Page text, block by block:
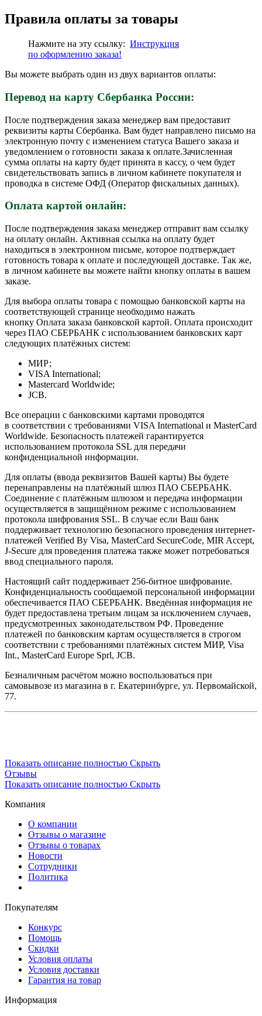
Правила оплаты за товары
Нажмите на эту ссылку: Инструкция
по оформлению заказа!
Вы можете выбрать один из двух вариантов оплаты:
Перевод на карту Сбербанка России:
После подтверждения заказа менеджер вам предоставит
реквизиты карты Сбербанка. Вам будет направлено письмо на
электронную почту с изменением статуса Вашего заказа и
уведомлением о готовности заказа к оплате.Зачисленная
сумма оплаты на карту будет принята в кассу, о чем будет
свидетельствовать запись в личном кабинете покупателя и
проводка в системе ОФД (Оператор фискальных данных).
Оплата картой онлайн:
После подтверждения заказа менеджер отправит вам ссылку
на оплату онлайн. Активная ссылка на оплату будет
находиться в электронном письме, которое подтверждает
готовность товара к оплате и последующей доставке. Так же,
в личном кабинете вы можете найти кнопку оплаты в вашем
заказе.
Для выбора оплаты товара с помощью банковской карты на
соответствующей странице необходимо нажать
кнопку Оплата заказа банковской картой. Оплата происходит
через ПАО СБЕРБАНК с использованием банковских карт
следующих платёжных систем:
МИР;
VISA International;
Mastercard Worldwide;
JCB.
Все операции с банковскими картами проводятся
в соответствии с требованиями VISA International и MasterCard
Worldwide. Безопасность платежей гарантируется
использованием протокола SSL для передачи
конфиденциальной информации.
Для оплаты (ввода реквизитов Вашей карты) Вы будете
перенаправлены на платёжный шлюз ПАО СБЕРБАНК.
Соединение с платёжным шлюзом и передача информации
осуществляется в защищённом режиме с использованием
протокола шифрования SSL. В случае если Ваш банк
поддерживает технологию безопасного проведения интернет-
платежей Verified By Visa, MasterCard SecureCode, MIR Accept,
J-Secure для проведения платежа также может потребоваться
ввод специального пароля.
Настоящий сайт поддерживает 256-битное шифрование.
Конфиденциальность сообщаемой персональной информации
обеспечивается ПАО СБЕРБАНК. Введённая информация не
будет предоставлена третьим лицам за исключением случаев,
предусмотренных законодательством РФ. Проведение
платежей по банковским картам осуществляется в строгом
соответствии с требованиями платёжных систем МИР, Visa
Int., MasterCard Europe Sprl, JCB.
Безналичным расчётом можно воспользоваться при
самовывозе из магазина в г. Екатеринбурге, ул. Первомайской,
77.
Показать описание полностью Скрыть
Отзывы
Показать описание полностью Скрыть
Компания
О компании
Отзывы о магазине
Отзывы о товарах
Новости
Сотрудники
Политика
Покупателям
Конкурс
Помощь
Скидки
Условия оплаты
Условия доставки
Гарантия на товар
Информация